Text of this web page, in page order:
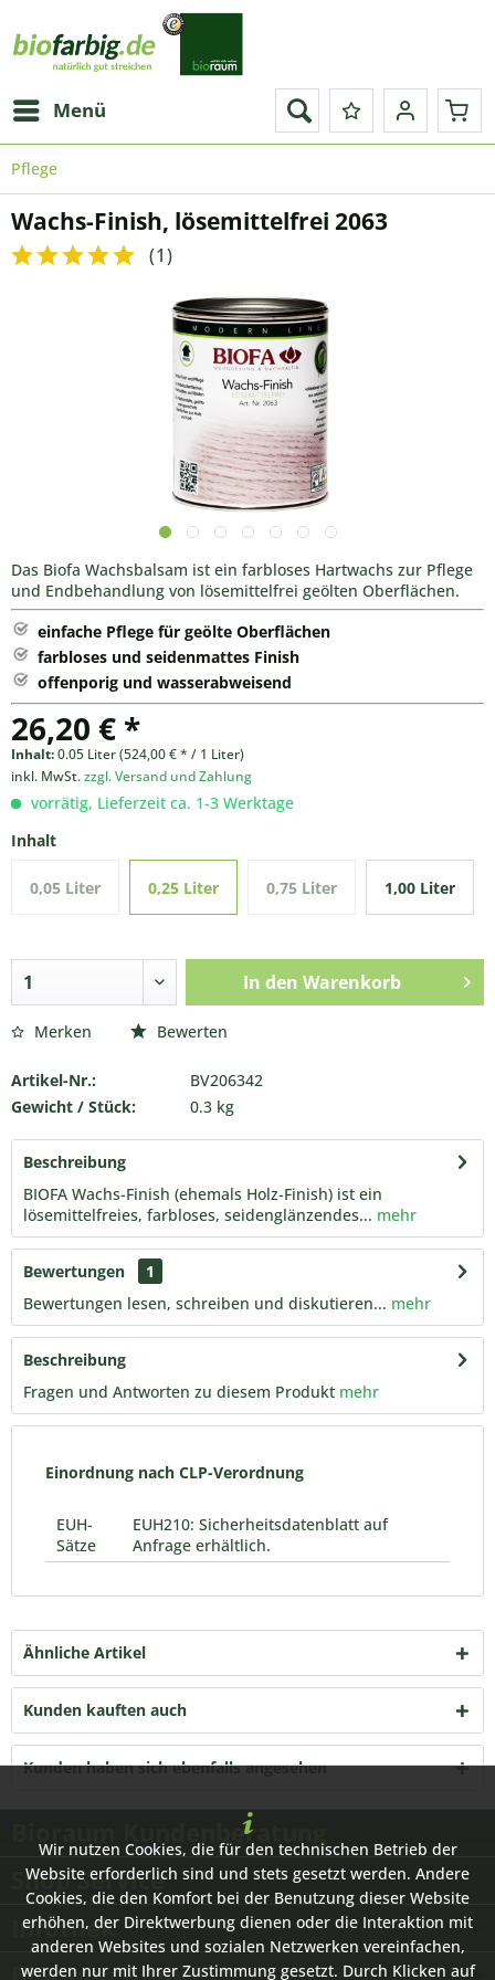
Menü
Pflege
Wachs-Finish, lösemittelfrei 2063
(1)
Das Biofa Wachsbalsam ist ein farbloses Hartwachs zur Pflege
und Endbehandlung von lösemittelfrei geölten Oberflächen.
einfache Pflege für geölte Oberflächen
farbloses und seidenmattes Finish
offenporig und wasserabweisend
26,20 € *
Inhalt:0.05 Liter (524,00 € * / 1 Liter)
inkl. MwSt.zzgl. Versand und Zahlung
vorrätig, Lieferzeit ca. 1-3 Werktage
Inhalt
0,05 Liter 0,25 Liter 0,75 Liter 1,00 Liter
In den Warenkorb
Merken Bewerten
Artikel-Nr.:
BV206342
Gewicht / Stück:
0.3 kg
Beschreibung
BIOFA Wachs-Finish (ehemals Holz-Finish) ist ein
lösemittelfreies, farbloses, seidenglänzendes... mehr
Bewertungen
1
Bewertungen lesen, schreiben und diskutieren... mehr
Beschreibung
Fragen und Antworten zu diesem Produkt mehr
Einordnung nach CLP-Verordnung
EUH-
Sätze
EUH210: Sicherheitsdatenblatt auf
Anfrage erhältlich.
Ähnliche Artikel
Kunden kauften auch
Kunden haben sich ebenfalls angesehen
Bioraum Kundenberatung
Shop Service
Infothek
Wir nutzen Cookies, die für den technischen Betrieb der
Website erforderlich sind und stets gesetzt werden. Andere
Cookies, die den Komfort bei der Benutzung dieser Website
erhöhen, der Direktwerbung dienen oder die Interaktion mit
anderen Websites und sozialen Netzwerken vereinfachen,
werden nur mit Ihrer Zustimmung gesetzt. Durch Klicken auf